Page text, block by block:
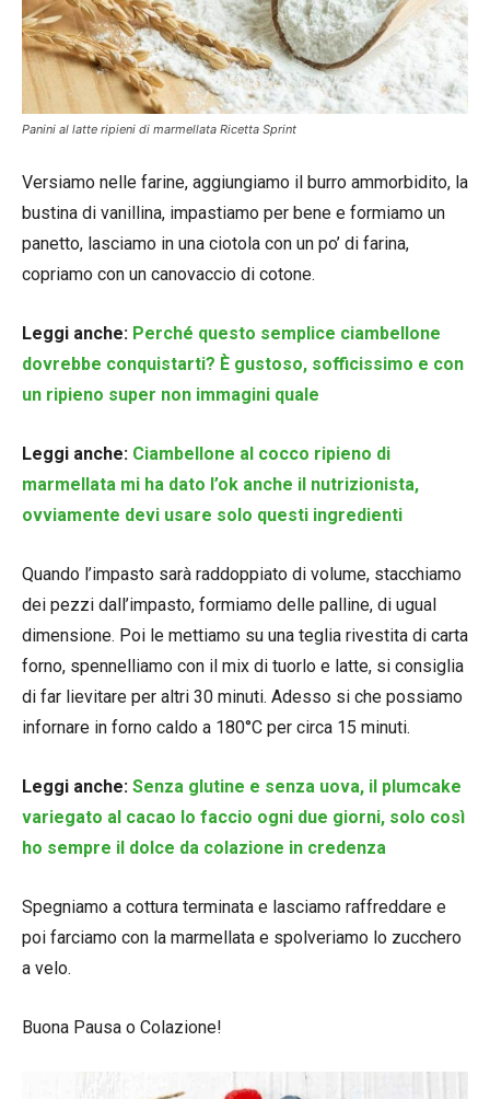
Panini al latte ripieni di marmellata Ricetta Sprint
Versiamo nelle farine, aggiungiamo il burro ammorbidito, la
bustina di vanillina, impastiamo per bene e formiamo un
panetto, lasciamo in una ciotola con un po’ di farina,
copriamo con un canovaccio di cotone.
Leggi anche: Perché questo semplice ciambellone
dovrebbe conquistarti? È gustoso, sofficissimo e con
un ripieno super non immagini quale
Leggi anche: Ciambellone al cocco ripieno di
marmellata mi ha dato l’ok anche il nutrizionista,
ovviamente devi usare solo questi ingredienti
Quando l’impasto sarà raddoppiato di volume, stacchiamo
dei pezzi dall’impasto, formiamo delle palline, di ugual
dimensione. Poi le mettiamo su una teglia rivestita di carta
forno, spennelliamo con il mix di tuorlo e latte, si consiglia
di far lievitare per altri 30 minuti. Adesso si che possiamo
infornare in forno caldo a 180°C per circa 15 minuti.
Leggi anche: Senza glutine e senza uova, il plumcake
variegato al cacao lo faccio ogni due giorni, solo così
ho sempre il dolce da colazione in credenza
Spegniamo a cottura terminata e lasciamo raffreddare e
poi farciamo con la marmellata e spolveriamo lo zucchero
a velo.
Buona Pausa o Colazione!